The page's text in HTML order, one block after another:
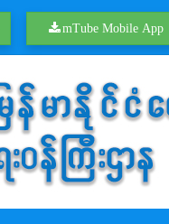
mTube Mobile App